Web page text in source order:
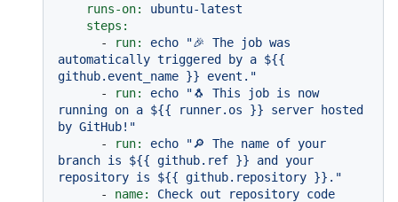
runs-on:
ubuntu-latest
steps:
-
run: echo
"🎉 The job was
automatically triggered by a ${{
github.event_name }} event."
-
run: echo
"🐧 This job is now
running on a ${{ runner.os }} server hosted
by GitHub!"
-
run: echo
"🔎 The name of your
branch is ${{ github.ref }} and your
repository is ${{ github.repository }} ."
-
name: Check out repository code